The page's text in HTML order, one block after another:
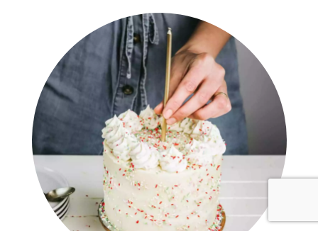
latérale
principale